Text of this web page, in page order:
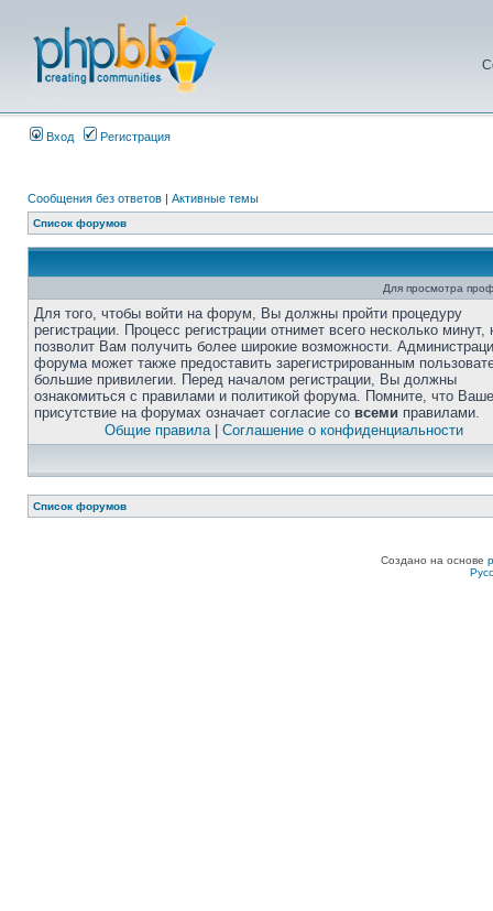
Вход Регистрация
Сообщения без ответов | Активные темы
Список форумов
Для просмотра
Для того, чтобы войти на форум, Вы должны пройти процедуру
регистрации. Процесс регистрации отнимет всего несколько минут,
позволит Вам получить более широкие возможности.
форума может также предоставить зарегистрированным
большие привилегии. Перед началом регистрации, Вы должны
ознакомиться с правилами и политикой форума. Помните, что Ваше
присутствие на форумах означает согласие со всеми правилами.
Общие правила| Соглашение о конфиденциальности
Список форумов
Создано на основе